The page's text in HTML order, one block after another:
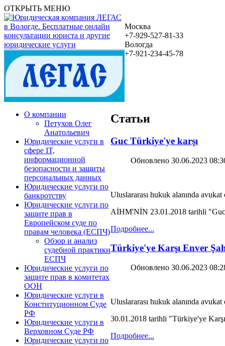
ОТКРЫТЬ МЕНЮ
Москва
+7-929-527-81-33
Вологда
+7-921-234-45-78
О компании
Петухов Олег
Анатольевич
Юридические услуги в
сфере IT,
информационной
безопасности и защиты
персональных данных
Юридические услуги по
банкротству
Юридические услуги по
защите прав в
Европейском суде по
правам человека (ЕСПЧ)
Обзор и анализ
судебной практики
ЕСПЧ
Юридические услуги по
защите прав в комитетах
ООН
Юридические услуги в
Конституционном Суде
РФ
Юридические услуги в
Верховном Суде РФ
Юридические услуги по
Статьи
Guc Türkiye'ye karşı
Обновлено 30.06.2023
Uluslararası hukuk alanında
AİHM'NİN 23.01.2018 tarihli "Guc
Подробнее...
Türkiye'ye Karşı Enver
Обновлено 30.06.2023
Uluslararası hukuk alanında
30.01.2018 tarihli "Türkiye'ye
Подробнее...